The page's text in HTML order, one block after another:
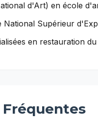
d'Art) en école
National Supérieur
en restauration